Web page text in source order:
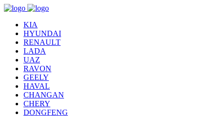
KIA
HYUNDAI
RENAULT
LADA
UAZ
RAVON
GEELY
HAVAL
CHANGAN
CHERY
DONGFENG